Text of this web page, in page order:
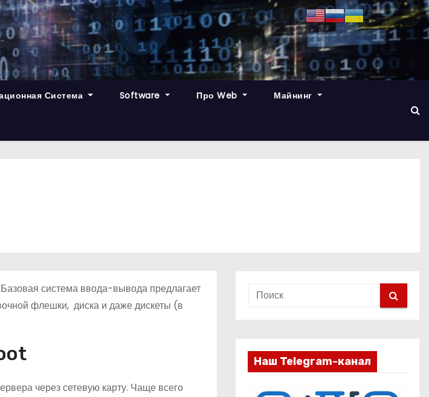
Система Software Про Web Майнинг
система ввода-вывода предлагает
флешки, диска и даже дискеты (в
через сетевую карту. Чаще всего
Наш Telegram-канал